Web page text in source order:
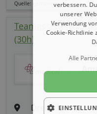
Quelle: germanpersonnel.de
Teamassistenz
(30h)
Dreieich
verbessern.
unserer
Verwendung
Cookie-Richtlinie
Alle